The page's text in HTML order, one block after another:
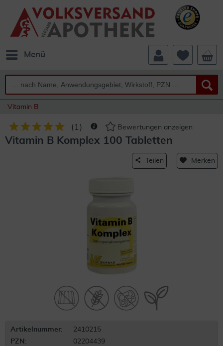
Menü
Vitamin B
( 1 ) Bewertungen anzeigen
Vitamin B Komplex 100 Tabletten
Teilen Merken
Artikelnummer:
2410215
PZN:
02204439